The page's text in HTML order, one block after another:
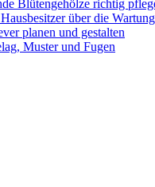
Blütengehölze richtig
über die
planen und gestalten
Muster und Fugen